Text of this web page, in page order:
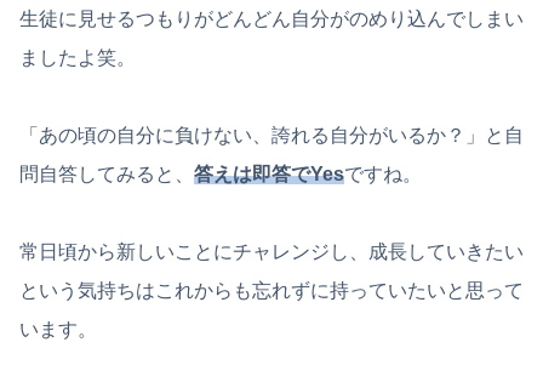
生徒に見せるつもりがどんどん自分がのめり込んでしまい
ましたよ笑。
「あの頃の自分に負けない、誇れる自分がいるか？」と自
問自答してみると、 答えは即答でYesですね。
常日頃から新しいことにチャレンジし、成長していきたい
という気持ちはこれからも忘れずに持っていたいと思って
います。